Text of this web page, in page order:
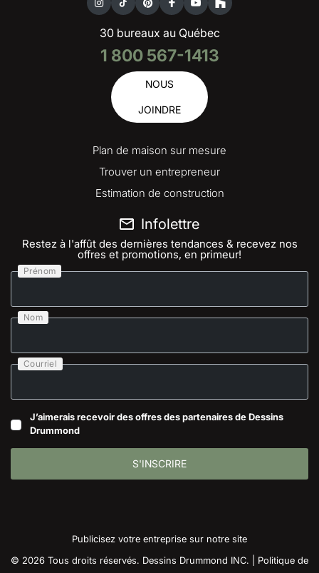
30 bureaux au Québec
1 800 567-1413
NOUS
JOINDRE
Plan de maison sur mesure
Trouver un entrepreneur
Estimation de construction
Infolettre
Restez à l'affût des dernières tendances & recevez nos
offres et promotions, en primeur!
Prénom
Nom
Courriel
J’aimerais recevoir des offres des partenaires de Dessins
Drummond
S'INSCRIRE
Publicisez votre entreprise sur notre site
© 2026 Tous droits réservés. Dessins Drummond INC. | Politique de